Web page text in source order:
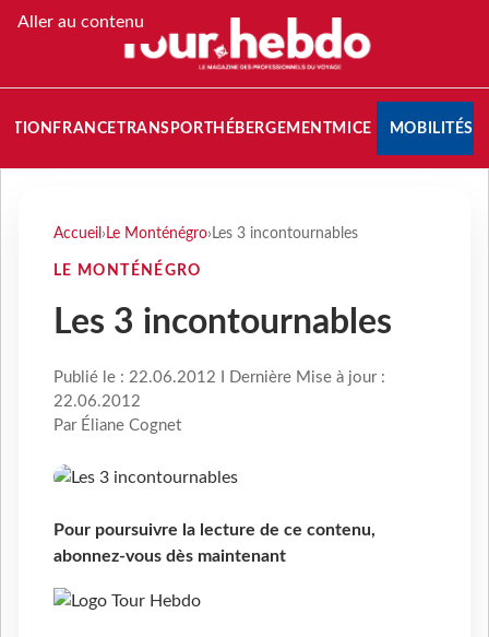
Aller au contenu
FRANCETRANSPORT HÉBERGEMENTMICE MOBILITÉS
Accueil › Le Monténégro› Les 3 incontournables
LE MONTÉNÉGRO
Les 3 incontournables
Publié le : 22.06.2012 I Dernière Mise à jour :
22.06.2012
Par Éliane Cognet
Pour poursuivre la lecture de ce contenu,
abonnez-vous dès maintenant